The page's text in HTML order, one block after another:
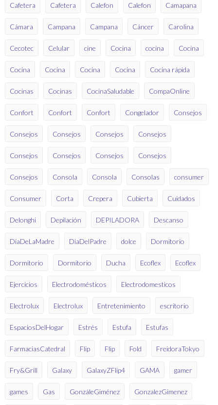
Cafetera Cafetera Calefon Calefon Camapana
Cámara Campana Campana Cáncer Carolina
Cecotec Celular cine Cocina cocina Cocina
Cocina Cocina Cocina Cocina Cocina rápida
Cocinas Cocinas CocinaSaludable CompaOnline
Confort Confort Confort Congelador Consejos
Consejos Consejos Consejos Consejos
Consejos Consejos Consejos Consejos
Consejos Consola Consola Consolas consumer
Consumer Corta Crepera Cubierta Cuidados
Delonghi Depilación DEPILADORA Descanso
DíaDeLaMadre DiaDelPadre dolce Dormitorio
Dormitorio Dormitorio Ducha Ecoflex Ecoflex
Ejercicios Electrodomésticos Electrodomesticos
Electrolux Electrolux Entretenimiento escritorio
EspaciosDelHogar Estrés Estufa Estufas
FarmaciasCatedral Flip Flip Fold FreidoraTokyo
Fry&Grill Galaxy GalaxyZFlip4 GAMA gamer
games Gas GonzáleGiménez GonzalezGimenez